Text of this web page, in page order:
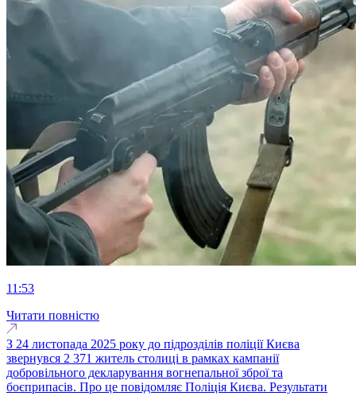
11:53
Читати повністю
З 24 листопада 2025 року до підрозділів поліції Києва
звернувся 2 371 житель столиці в рамках кампанії
добровільного декларування вогнепальної зброї та
боєприпасів. Про це повідомляє Поліція Києва. Результати